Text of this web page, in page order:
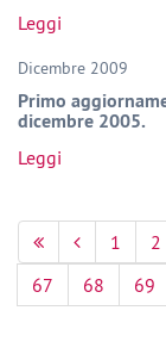
Leggi
Dicembre 2009
Primo
dicembre 2005.
Leggi
1 2
67
68 69